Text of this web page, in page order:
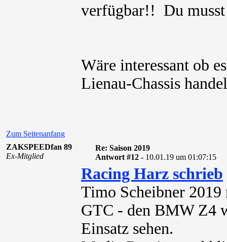
verfügbar!! Du
Wäre interessant ob
Lienau-Chassis
Zum Seitenanfang
ZAKSPEEDfan 89
Ex-Mitglied
Re: Saison 2019
Antwort #12 - 10.01.19 um 01:07:15
Racing Harz schrieb
Timo Scheibner
GTC - den BMW Z4
Einsatz sehen.